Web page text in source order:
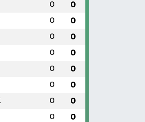
0 0
0 0
0 0
0 0
0 0
0 0
0 0
0 0